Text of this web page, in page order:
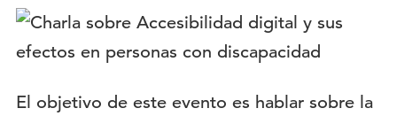
Logotipo:
Descripción:
El objetivo de este evento es hablar sobre la